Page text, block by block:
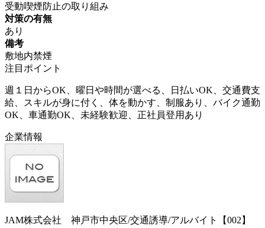
受動喫煙防止の取り組み
対策の有無
あり
備考
敷地内禁煙
注目ポイント
週１日からOK、曜日や時間が選べる、日払いOK、交通費支
給、スキルが身に付く、体を動かす、制服あり、バイク通勤
OK、車通勤OK、未経験歓迎、正社員登用あり
企業情報
JAM株式会社 神戸市中央区/交通誘導/アルバイト【002】